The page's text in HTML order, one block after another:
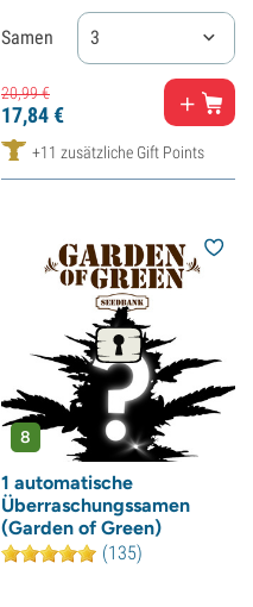
Samen 3
20,99€
17,84€
+11 zusätzliche Gift Points
8
1 automatische
Überraschungssamen
(Garden of Green)
(135)